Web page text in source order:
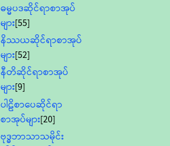
ဓမ္မပဒဆိုင်ရာစာအုပ်
များ[55]
နိဿယဆိုင်ရာစာအုပ်
များ[52]
နီတိဆိုင်ရာစာအုပ်
များ[9]
ပါဠိစာပေဆိုင်ရာ
စာအုပ်များ[20]
ဗုဒ္ဓဘာသာသမိုင်း